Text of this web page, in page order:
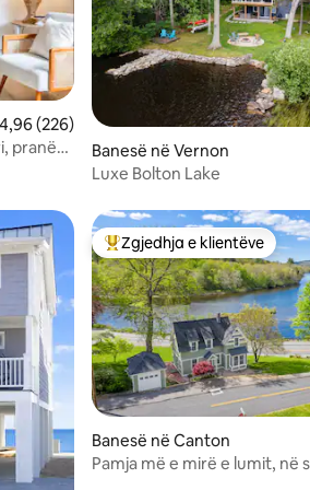
mesatar 4,96 nga 5, 226
4,96 (226)
pranë
Banesë në Vernon
Luxe Bolton Lake
Më të mirat e zgjedhjeve të
Zgjedhja e klientëve
Banesë në Canton
Pamja më e mirë e lumit, në